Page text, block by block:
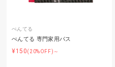
ぺんてる
ぺんてる 専門家用パス
¥150(20%OFF)～